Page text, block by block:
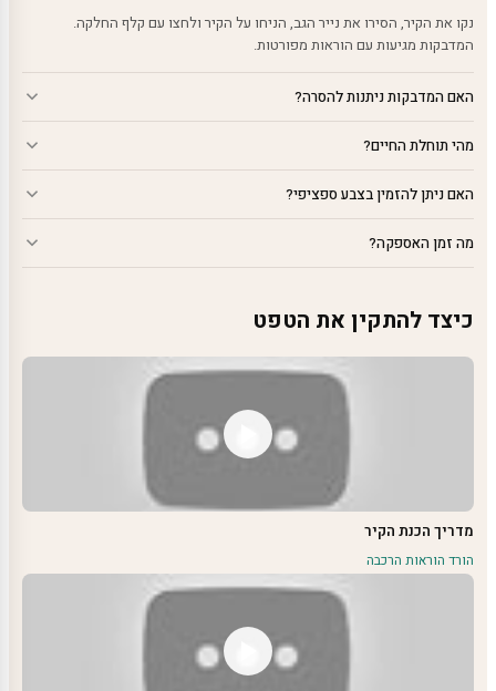
נקו את הקיר, הסירו את נייר הגב, הניחו על הקיר ולחצו עם קלף החלקה.
המדבקות מגיעות עם הוראות מפורטות.
האם המדבקות ניתנות להסרה?
מהי תוחלת החיים?
האם ניתן להזמין בצבע ספציפי?
מה זמן האספקה?
כיצד להתקין את הטפט
מדריך הכנת הקיר
הורד הוראות הרכבה